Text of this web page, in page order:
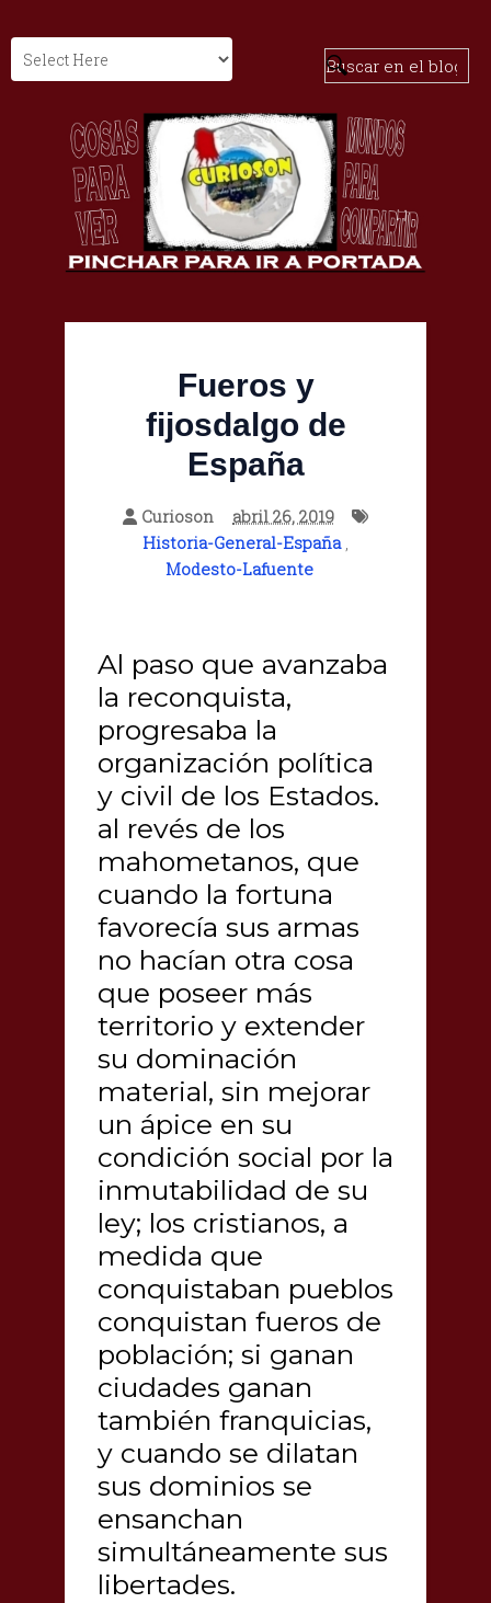
Fueros y
fijosdalgo de
España
Curioson
abril 26, 2019
Historia-General-España,
Modesto-Lafuente
Al paso que avanzaba
la reconquista,
progresaba la
organización política
y civil de los Estados.
al revés de los
mahometanos, que
cuando la fortuna
favorecía sus armas
no hacían otra cosa
que poseer más
territorio y extender
su dominación
material, sin mejorar
un ápice en su
condición social por la
inmutabilidad de su
ley; los cristianos, a
medida que
conquistaban pueblos
conquistan fueros de
población; si ganan
ciudades ganan
también franquicias,
y cuando se dilatan
sus dominios se
ensanchan
simultáneamente sus
libertades.